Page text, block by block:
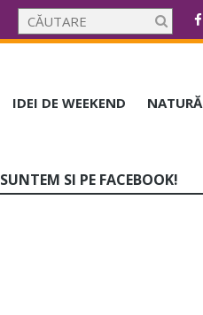
IDEI DE WEEKEND NATURĂ
SUNTEM SI PE FACEBOOK!